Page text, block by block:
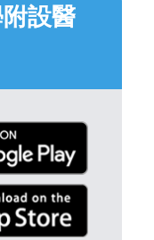
設醫